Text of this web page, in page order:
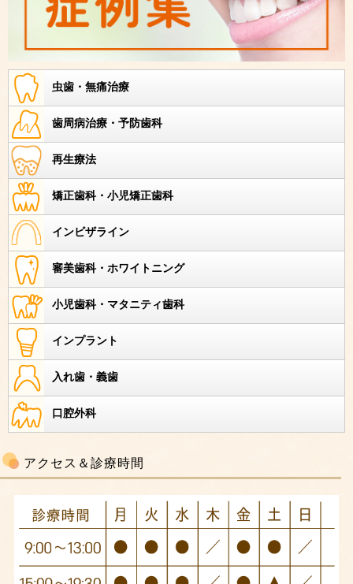
虫歯・無痛治療
歯周病治療・予防歯科
再生療法
矯正歯科・小児矯正歯科
インビザライン
審美歯科・ホワイトニング
小児歯科・マタニティ歯科
インプラント
入れ歯・義歯
口腔外科
アクセス＆診療時間